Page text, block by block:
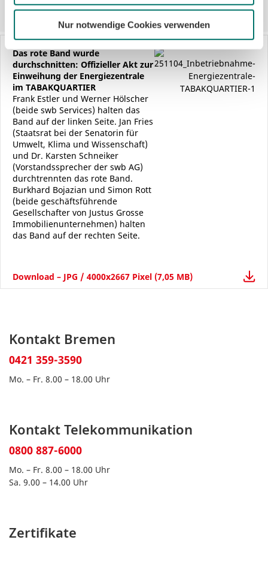
Nur notwendige Cookies verwenden
Downloads
Das rote Band wurde
durchschnitten: Offizieller Akt zur
Einweihung der Energiezentrale
im TABAKQUARTIER
Frank Estler und Werner Hölscher
(beide swb Services) halten das
Band auf der linken Seite. Jan Fries
(Staatsrat bei der Senatorin für
Umwelt, Klima und Wissenschaft)
und Dr. Karsten Schneiker
(Vorstandssprecher der swb AG)
durchtrennten das rote Band.
Burkhard Bojazian und Simon Rott
(beide geschäftsführende
Gesellschafter von Justus Grosse
Immobilienunternehmen) halten
das Band auf der rechten Seite.
Download – JPG / 4000x2667 Pixel (7,05 MB)
Kontakt Bremen
0421 359-3590
Mo. – Fr. 8.00 – 18.00 Uhr
Kontakt Telekommunikation
0800 887-6000
Mo. – Fr. 8.00 – 18.00 Uhr
Sa. 9.00 – 14.00 Uhr
Zertifikate